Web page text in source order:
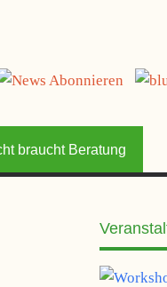
braucht Beratung